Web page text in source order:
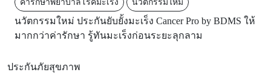
ค่ารักษาพยาบาลโรคมะเร็ง นวัตกรรมใหม่
นวัตกรรมใหม่ ประกันยับยั้งมะเร็ง Cancer Pro by BDMS ให้
มากกว่าค่ารักษา รู้ทันมะเร็งก่อนระยะลุกลาม
ประกันภัยสุขภาพ